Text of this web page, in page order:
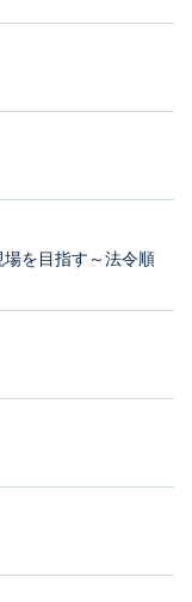
場を目指す～法令順